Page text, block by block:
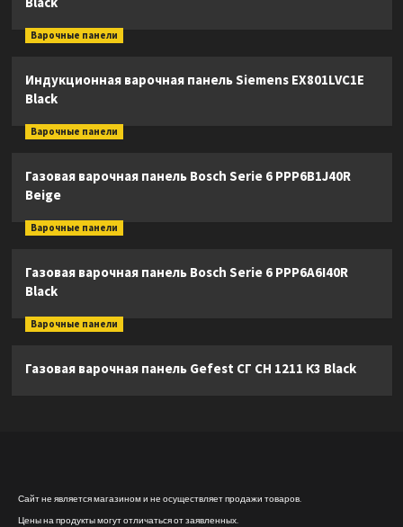
Варочные панели
Индукционная варочная панель Siemens EX801LVC1E
Black
Варочные панели
Газовая варочная панель Bosch Serie 6 PPP6B1J40R
Beige
Варочные панели
Газовая варочная панель Bosch Serie 6 PPP6A6I40R
Black
Варочные панели
Газовая варочная панель Gefest СГ СН 1211 К3 Black
Сайт не является магазином и не осуществляет продажи товаров.
Цены на продукты могут отличаться от заявленных.